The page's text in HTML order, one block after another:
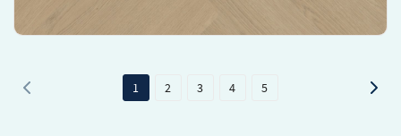
1 2 3 4 5